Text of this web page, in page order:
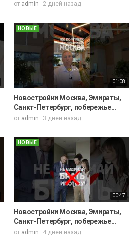
от admin 2 дней назад
01:08
НОВЫЕ
Новостройки Москва, Эмираты,
Санкт-Петербург, побережье...
от admin 3 дней назад
00:47
НОВЫЕ
Новостройки Москва, Эмираты,
Санкт-Петербург, побережье...
от admin 4 дней назад